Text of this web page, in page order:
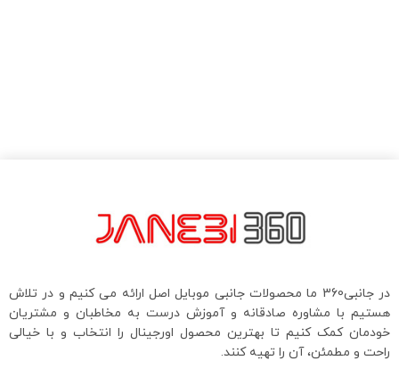
در جانبی360 ما محصولات جانبی موبایل اصل ارائه می کنیم و در تلاش
هستیم با مشاوره صادقانه و آموزش درست به مخاطبان و مشتریان
خودمان کمک کنیم تا بهترین محصول اورجینال را انتخاب و با خیالی
راحت و مطمئن، آن را تهیه کنند.